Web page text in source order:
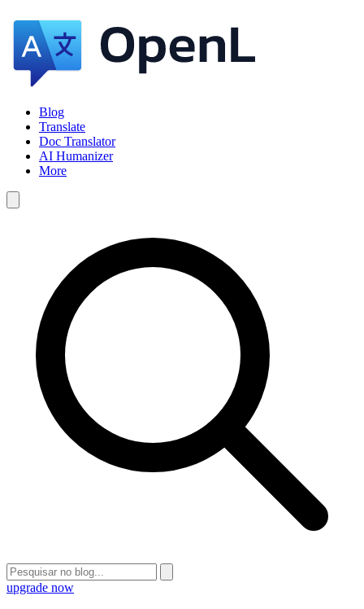
Blog
Translate
Doc Translator
AI Humanizer
More
upgrade now